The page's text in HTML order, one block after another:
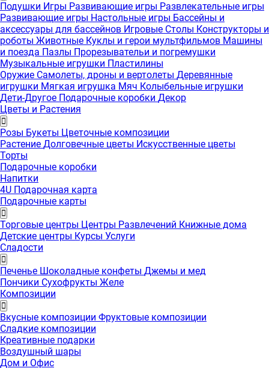
Подушки Игры Развивающие игры Развлекательные игры
Развивающие игры Настольные игры Бассейны и
аксессуары для бассейнов Игровые Столы Конструкторы и
роботы Животные Куклы и герои мультфильмов Машины
и поезда Пазлы Прорезывательи и погремушки
Музыкальные игрушки Пластилины
Оружие Самолеты, дроны и вертолеты Деревянные
игрушки Мягкая игрушка Мяч Колыбельные игрушки
Дети-Другое Подарочные коробки Декор
Цветы и Растения
Розы Букеты Цветочные композиции
Растение Долговечные цветы Искусственные цветы
Торты
Подарочные коробки
Напитки
4U Подарочная карта
Подарочные карты
Торговые центры Центры Развлечений Книжные дома
Детские центры Курсы Услуги
Сладости
Печенье Шоколадные конфеты Джемы и мед
Пончики Сухофрукты Желе
Композиции
Вкусные композиции Фруктовые композиции
Сладкие композиции
Креативные подарки
Воздушный шары
Дом и Офис